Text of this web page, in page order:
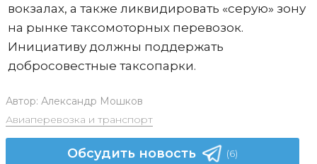
вокзалах, а также ликвидировать «серую» зону
на рынке таксомоторных перевозок.
Инициативу должны поддержать
добросовестные таксопарки.
Автор: Александр Мошков
Авиаперевозка и транспорт
Обсудить новость (6)